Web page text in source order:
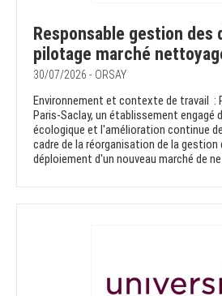
Responsable gestion des
pilotage marché
30/07/2026 - ORSAY
Environnement et contexte de travail :
Paris-Saclay, un établissement engagé
écologique et l'amélioration continue
cadre de la réorganisation de la
déploiement d'un nouveau marché de